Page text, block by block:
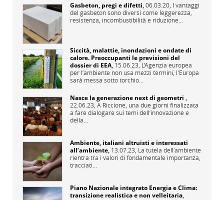
Gasbeton, pregi e difetti,06.03.20, I vantaggi
del gasbeton sono diversi come leggerezza,
resistenza, incombustibilità e riduzione...
Siccità, malattie, inondazioni e ondate di
calore. Preoccupanti le previsioni del
dossier di EEA, 15.06.23, L’Agenzia europea
per l’ambiente non usa mezzi termini, l'Europa
sarà messa sotto torchio...
Nasce la generazione next di geometri ,
22.06.23, A Riccione, una due giorni finalizzata
a fare dialogare sui temi dell’innovazione e
della...
Ambiente, italiani altruisti e interessati
all’ambiente, 13.07.23, La tutela dell’ambiente
rientra tra i valori di fondamentale importanza,
tracciati...
Piano Nazionale integrato Energia e Clima:
transizione realistica e non velleitaria,